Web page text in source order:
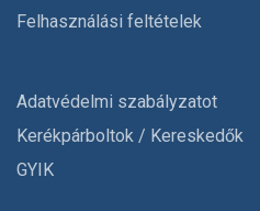
Felhasználási feltételek
Adatvédelmi szabályzatot
Kerékpárboltok / Kereskedők
GYIK